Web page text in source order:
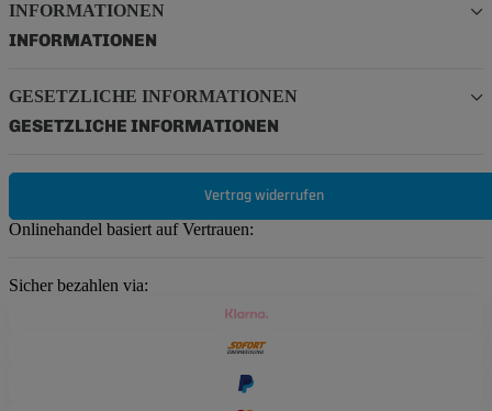
INFORMATIONEN
INFORMATIONEN
GESETZLICHE INFORMATIONEN
GESETZLICHE INFORMATIONEN
Vertrag widerrufen
Onlinehandel basiert auf Vertrauen:
Sicher bezahlen via: